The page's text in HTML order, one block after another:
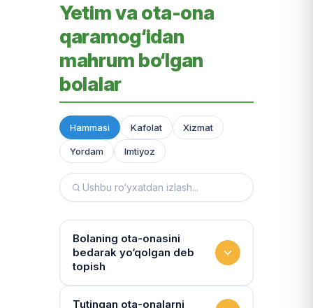
Yetim va ota-ona
qaramog‘idan
mahrum bo‘lgan
bolalar
Hammasi Kafolat Xizmat
Yordam Imtiyoz
Bolaning ota-onasini
bedarak yo‘qolgan deb
topish
Hujjatlarni tiklash xizmati
Tutingan ota-onalarni